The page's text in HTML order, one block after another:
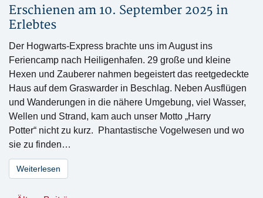
Erschienen am 10. September 2025 in
Erlebtes
Der Hogwarts-Express brachte uns im August ins
Feriencamp nach Heiligenhafen. 29 große und kleine
Hexen und Zauberer nahmen begeistert das reetgedeckte
Haus auf dem Graswarder in Beschlag. Neben Ausflügen
und Wanderungen in die nähere Umgebung, viel Wasser,
Wellen und Strand, kam auch unser Motto „Harry
Potter“ nicht zu kurz. Phantastische Vogelwesen und wo
sie zu finden…
Weiterlesen